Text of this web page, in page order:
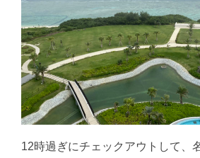
12時過ぎにチェックアウトして、